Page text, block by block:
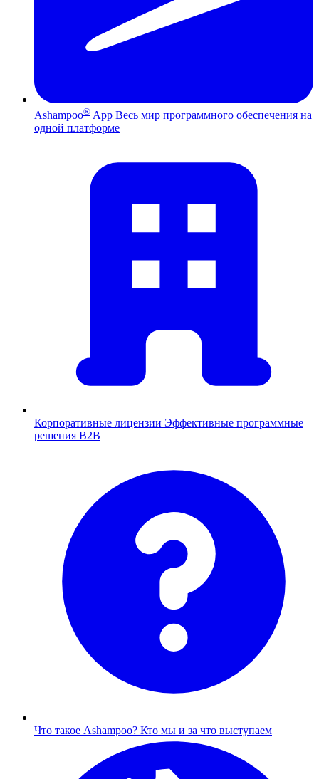
Ashampoo® App Весь мир программного обеспечения на
одной платформе
Корпоративные лицензии Эффективные программные
решения B2B
Что такое Ashampoo? Кто мы и за что выступаем